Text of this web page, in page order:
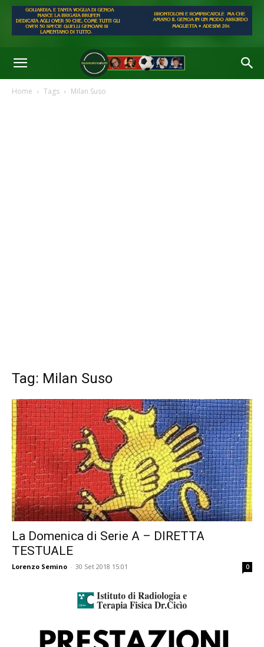
Home Tags Milan Suso
Tag: Milan Suso
La Domenica di Serie A – DIRETTA
TESTUALE
Lorenzo Semino - 30 Set 2018 15:01 0